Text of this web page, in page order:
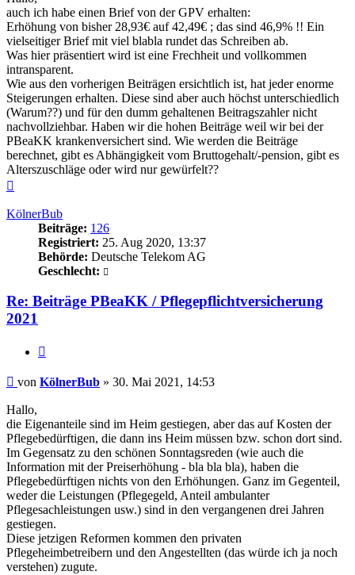
auch ich habe einen Brief von der GPV erhalten:
Erhöhung von bisher 28,93€ auf 42,49€ ; das sind 46,9% !! Ein
vielseitiger Brief mit viel blabla rundet das Schreiben ab.
Was hier präsentiert wird ist eine Frechheit und vollkommen
intransparent.
Wie aus den vorherigen Beiträgen ersichtlich ist, hat jeder enorme
Steigerungen erhalten. Diese sind aber auch höchst unterschiedlich
(Warum??) und für den dumm gehaltenen Beitragszahler nicht
nachvollziehbar. Haben wir die hohen Beiträge weil wir bei der
PBeaKK krankenversichert sind. Wie werden die Beiträge
berechnet, gibt es Abhängigkeit vom Bruttogehalt/-pension, gibt es
Alterszuschläge oder wird nur gewürfelt??
KölnerBub
Beiträge: 126
Registriert: 25. Aug 2020, 13:37
Behörde: Deutsche Telekom AG
Geschlecht:
Re: Beiträge PBeaKK / Pflegepflichtversicherung
2021
Beitrag
von KölnerBub » 30. Mai 2021, 14:53
Hallo,
die Eigenanteile sind im Heim gestiegen, aber das auf Kosten der
Pflegebedürftigen, die dann ins Heim müssen bzw. schon dort sind.
Im Gegensatz zu den schönen Sonntagsreden (wie auch die
Information mit der Preiserhöhung - bla bla bla), haben die
Pflegebedürftigen nichts von den Erhöhungen. Ganz im Gegenteil,
weder die Leistungen (Pflegegeld, Anteil ambulanter
Pflegesachleistungen usw.) sind in den vergangenen drei Jahren
gestiegen.
Diese jetzigen Reformen kommen den privaten
Pflegeheimbetreibern und den Angestellten (das würde ich ja noch
verstehen) zugute.